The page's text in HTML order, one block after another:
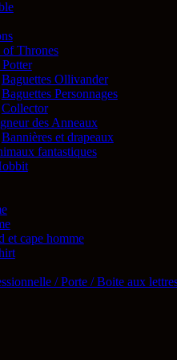
of Thrones
Baguettes Ollivander
Baguettes Personnages
Collector
des Anneaux
Bannières et drapeaux
fantastiques
et cape homme
/ Porte / Boite aux